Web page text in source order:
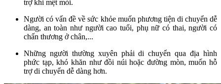
trợ khi mệt mỏi.
Người có vấn đề về sức khỏe muốn phương tiện di chuyển dễ
dàng, an toàn như người cao tuổi, phụ nữ có thai, người có
chấn thương ở chân,...
Những người thường xuyên phải di chuyển qua địa hình
phức tạp, khó khăn như đồi núi hoặc đường mòn, muốn hỗ
trợ di chuyển dễ dàng hơn.